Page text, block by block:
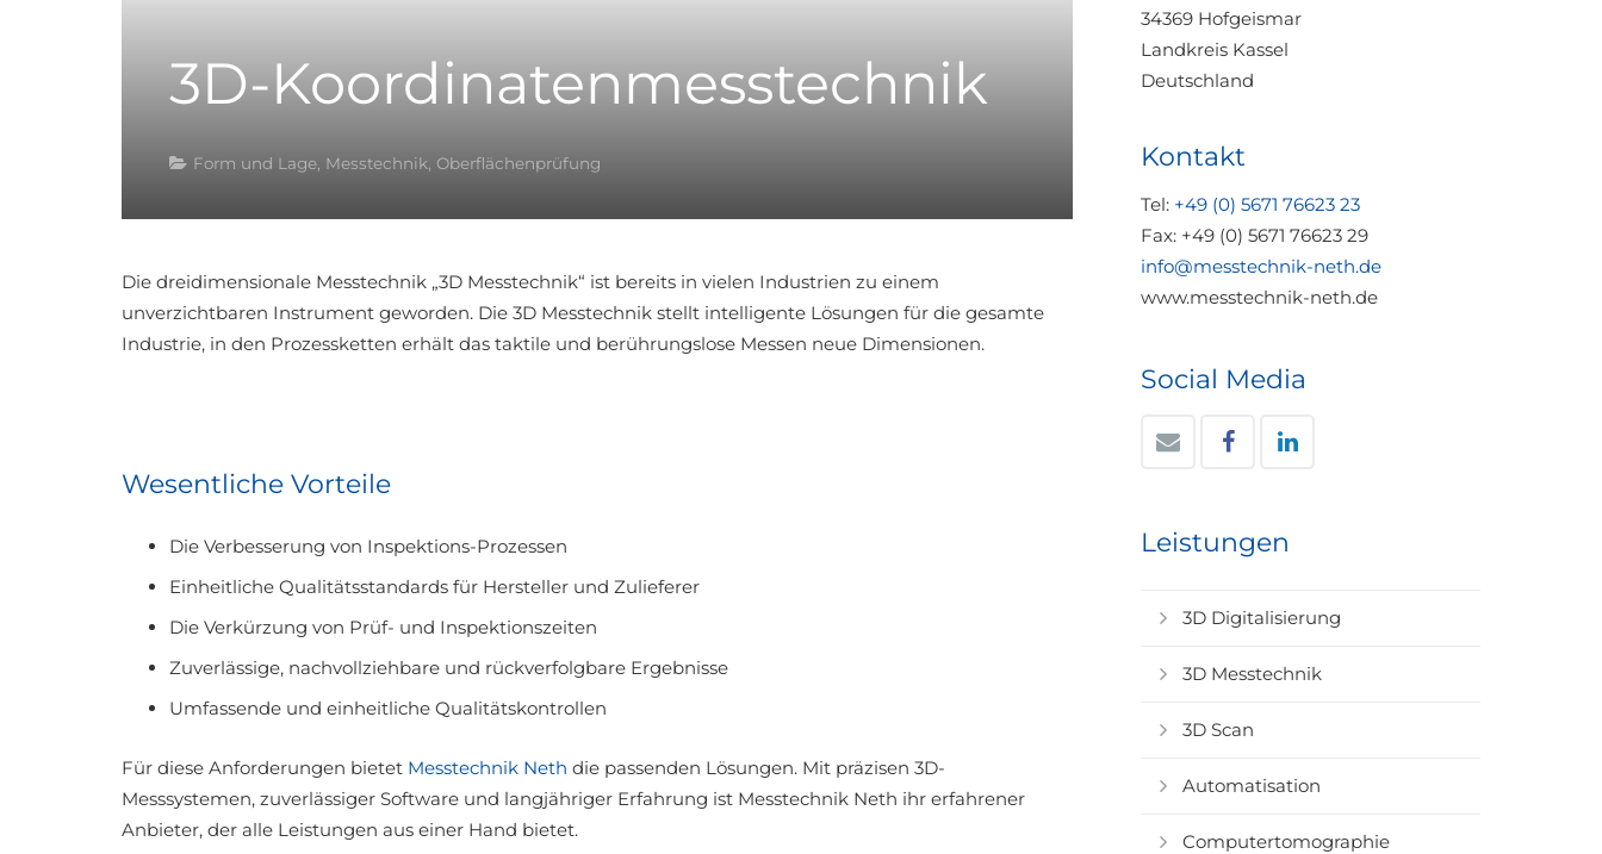
3D-Koordinatenmesstechnik
Form und Lage Messtechnik Oberflächenprüfung
Die dreidimensionale Messtechnik „3D Messtechnik“ ist bereits in vielen Industrien zu einem
unverzichtbaren Instrument geworden. Die 3D Messtechnik stellt intelligente Lösungen für die gesamte
Industrie, in den Prozessketten erhält das taktile und berührungslose Messen neue Dimensionen.
Wesentliche Vorteile
Die Verbesserung von Inspektions-Prozessen
Einheitliche Qualitätsstandards für Hersteller und Zulieferer
Die Verkürzung von Prüf- und Inspektionszeiten
Zuverlässige, nachvollziehbare und rückverfolgbare Ergebnisse
Umfassende und einheitliche Qualitätskontrollen
Für diese Anforderungen bietet Messtechnik Neth die passenden Lösungen. Mit präzisen 3D-
Messsystemen, zuverlässiger Software und langjähriger Erfahrung ist Messtechnik Neth ihr erfahrener
Anbieter, der alle Leistungen aus einer Hand bietet.
34369 Hofgeismar
Landkreis Kassel
Deutschland
Kontakt
Tel: +49 (0) 5671 76623 23
Fax: +49 (0) 5671 76623 29
info@messtechnik-neth.de
www.messtechnik-neth.de
Social Media
Leistungen
3D Digitalisierung
3D Messtechnik
3D Scan
Automatisation
Computertomographie